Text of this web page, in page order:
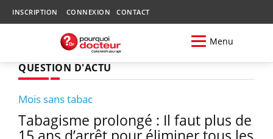
INSCRIPTION CONNEXION CONTACT
Menu
QUESTION D'ACTU
Mois sans tabac
Tabagisme prolongé : Il faut plus de